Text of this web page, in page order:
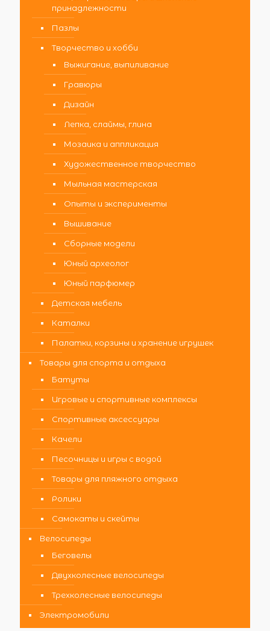
принадлежности
Пазлы
Творчество и хобби
Выжигание, выпиливание
Гравюры
Дизайн
Лепка, слаймы, глина
Мозаика и аппликация
Художественное творчество
Мыльная мастерская
Опыты и эксперименты
Вышивание
Сборные модели
Юный археолог
Юный парфюмер
Детская мебель
Каталки
Палатки, корзины и хранение игрушек
Товары для спорта и отдыха
Батуты
Игровые и спортивные комплексы
Спортивные аксессуары
Качели
Песочницы и игры с водой
Товары для пляжного отдыха
Ролики
Самокаты и скейты
Велосипеды
Беговелы
Двухколесные велосипеды
Трехколесные велосипеды
Электромобили